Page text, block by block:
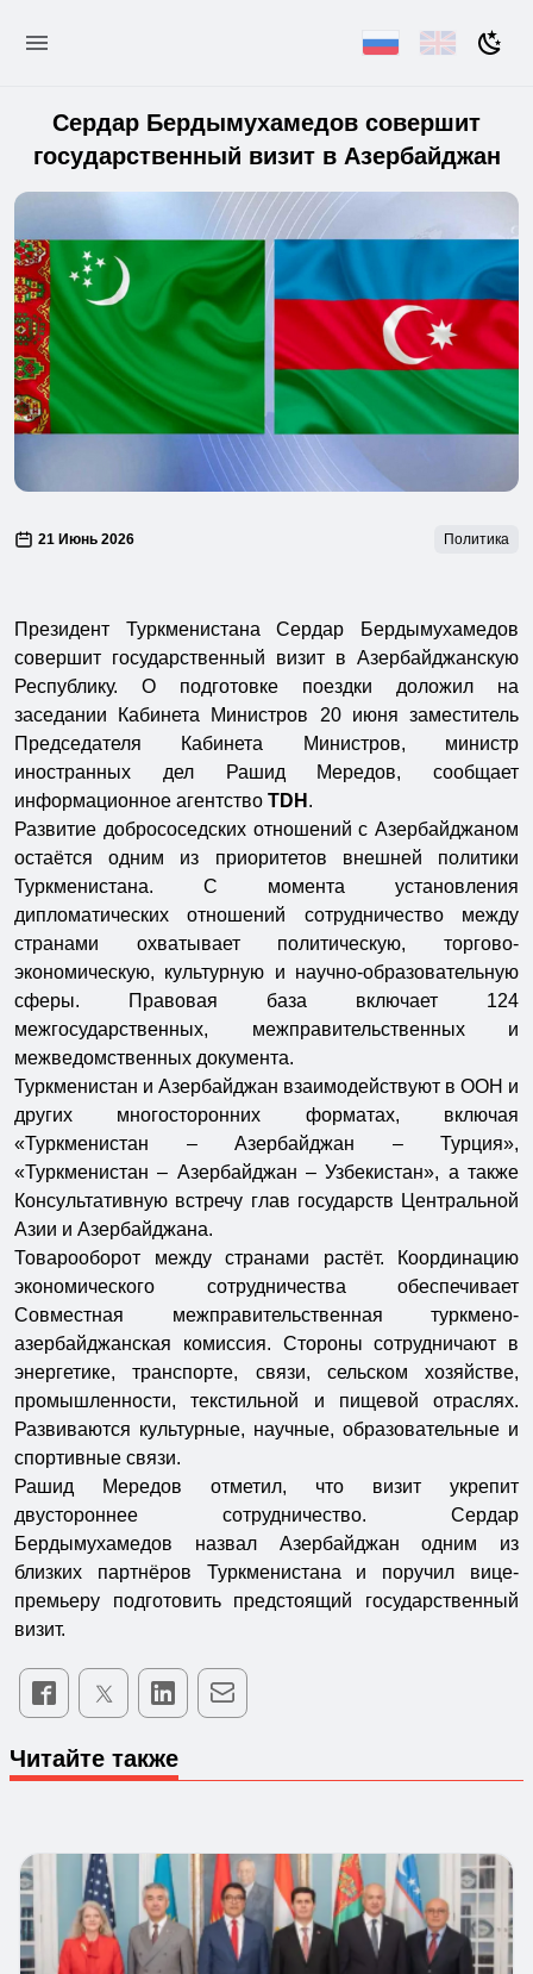
Сердар Бердымухамедов совершит
государственный визит в Азербайджан
21 Июнь 2026 Политика
Президент Туркменистана Сердар Бердымухамедов
совершит государственный визит в Азербайджанскую
Республику. О подготовке поездки доложил на
заседании Кабинета Министров 20 июня заместитель
Председателя Кабинета Министров, министр
иностранных дел Рашид Мередов, сообщает
информационное агентство TDH .
Развитие добрососедских отношений с Азербайджаном
остаётся одним из приоритетов внешней политики
Туркменистана. С момента установления
дипломатических отношений сотрудничество между
странами охватывает политическую, торгово-
экономическую, культурную и научно-образовательную
сферы. Правовая база включает 124
межгосударственных, межправительственных и
межведомственных документа.
Туркменистан и Азербайджан взаимодействуют в ООН и
других многосторонних форматах, включая
«Туркменистан – Азербайджан – Турция»,
«Туркменистан – Азербайджан – Узбекистан», а также
Консультативную встречу глав государств Центральной
Азии и Азербайджана.
Товарооборот между странами растёт. Координацию
экономического сотрудничества обеспечивает
Совместная межправительственная туркмено-
азербайджанская комиссия. Стороны сотрудничают в
энергетике, транспорте, связи, сельском хозяйстве,
промышленности, текстильной и пищевой отраслях.
Развиваются культурные, научные, образовательные и
спортивные связи.
Рашид Мередов отметил, что визит укрепит
двустороннее сотрудничество. Сердар
Бердымухамедов назвал Азербайджан одним из
близких партнёров Туркменистана и поручил вице-
премьеру подготовить предстоящий государственный
визит.
Читайте также